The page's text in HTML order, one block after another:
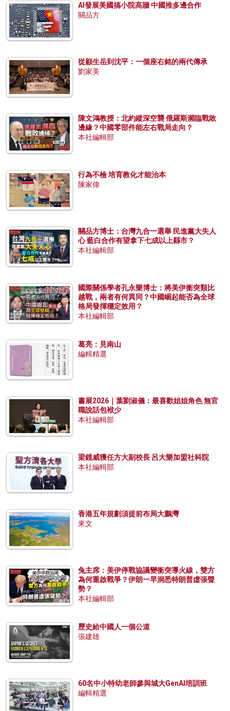
AI發展美國搞小院高牆 中國推多邊合作
關品方
從顧生岳到沈平：一個座右銘的兩代傳承
劉家美
陳文鴻教授：北約縱深空襲 俄羅斯瀕臨戰敗
邊緣？中國零部件能左右戰局走向？
本社編輯部
行為不檢 培育教化才能治本
陳家偉
關品方博士：台灣九合一選舉 民進黨大失人
心 藍白合作有望拿下七成以上縣市？
本社編輯部
國際關係學者孔永樂博士：將美伊衝突類比
越戰，兩者有何異同？中國崛起能否為全球
格局發揮穩定效用？
本社編輯部
葛亮：見南山
編輯精選
書展2026｜葉劉淑儀：最喜歡姐姐角色 無官
職說話包袱少
本社編輯部
梁鏡威獲任方大副校長 呂大樂加盟社科院
本社編輯部
香港五年規劃須提前布局大鵬灣
來文
兔主席：美伊停戰協議變衝突導火線，雙方
為何重啟戰爭？伊朗一早洞悉特朗普虛張聲
勢？
本社編輯部
歷史給中國人一個公道
張建雄
60名中小特幼老師參與城大GenAI培訓班
編輯精選